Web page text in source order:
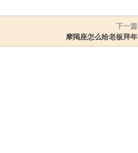
下一篇
摩羯座怎么给老板拜年